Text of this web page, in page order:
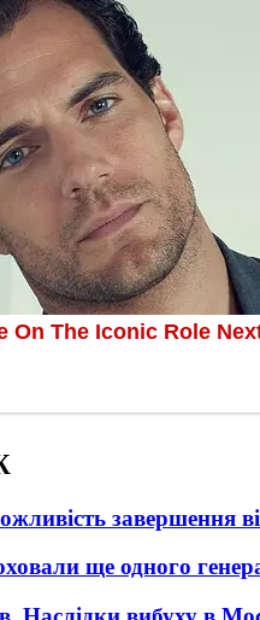
завершення
ще одного